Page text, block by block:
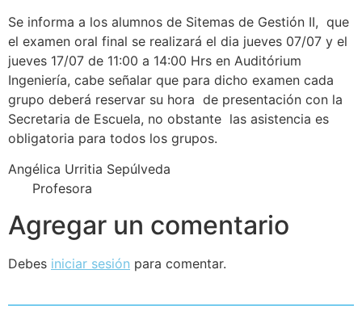
Se informa a los alumnos de Sitemas de Gestión II, que
el examen oral final se realizará el dia jueves 07/07 y el
jueves 17/07 de 11:00 a 14:00 Hrs en Auditórium
Ingeniería, cabe señalar que para dicho examen cada
grupo deberá reservar su hora de presentación con la
Secretaria de Escuela, no obstante las asistencia es
obligatoria para todos los grupos.
Angélica Urritia Sepúlveda
Profesora
Agregar un comentario
Debes iniciar sesión para comentar.